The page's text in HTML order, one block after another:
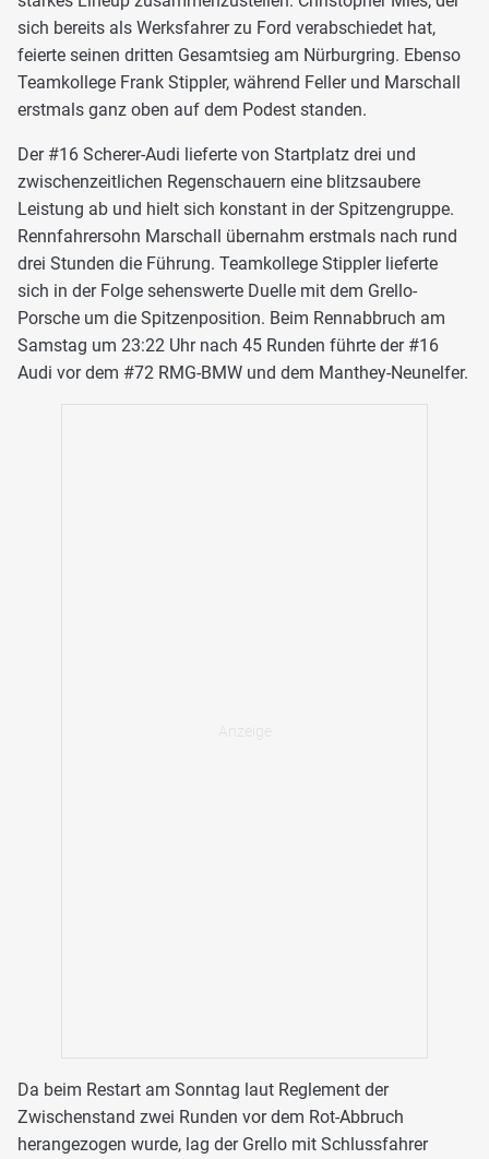
sich bereits als Werksfahrer zu Ford verabschiedet hat,
feierte seinen dritten Gesamtsieg am Nürburgring. Ebenso
Teamkollege Frank Stippler, während Feller und Marschall
erstmals ganz oben auf dem Podest standen.
Der #16 Scherer-Audi lieferte von Startplatz drei und
zwischenzeitlichen Regenschauern eine blitzsaubere
Leistung ab und hielt sich konstant in der Spitzengruppe.
Rennfahrersohn Marschall übernahm erstmals nach rund
drei Stunden die Führung. Teamkollege Stippler lieferte
sich in der Folge sehenswerte Duelle mit dem Grello-
Porsche um die Spitzenposition. Beim Rennabbruch am
Samstag um 23:22 Uhr nach 45 Runden führte der #16
Audi vor dem #72 RMG-BMW und dem Manthey-Neunelfer.
Da beim Restart am Sonntag laut Reglement der
Zwischenstand zwei Runden vor dem Rot-Abbruch
herangezogen wurde, lag der Grello mit Schlussfahrer